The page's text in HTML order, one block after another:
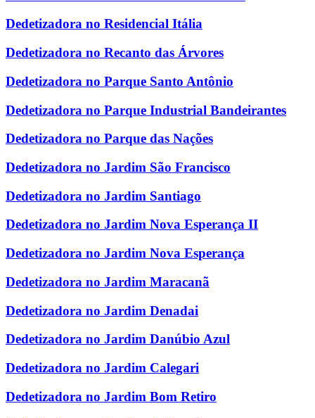
Dedetizadora no Residencial Itália
Dedetizadora no Recanto das Árvores
Dedetizadora no Parque Santo Antônio
Dedetizadora no Parque Industrial Bandeirantes
Dedetizadora no Parque das Nações
Dedetizadora no Jardim São Francisco
Dedetizadora no Jardim Santiago
Dedetizadora no Jardim Nova Esperança II
Dedetizadora no Jardim Nova Esperança
Dedetizadora no Jardim Maracanã
Dedetizadora no Jardim Denadai
Dedetizadora no Jardim Danúbio Azul
Dedetizadora no Jardim Calegari
Dedetizadora no Jardim Bom Retiro